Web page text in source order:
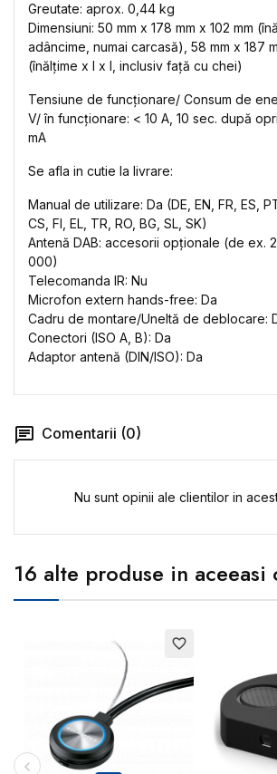
Greutate: aprox. 0,44 kg
Dimensiuni: 50 mm x 178 mm x 102 mm
adâncime, numai carcasă), 58 mm x 187 m
(înălțime x l x l, inclusiv față cu chei)
Tensiune de funcționare/ Consum de
V/ în funcționare: < 10 A, 10 sec. după
mA
Se afla in cutie la livrare:
Manual de utilizare: Da (DE, EN, FR, ES,
CS, FI, EL, TR, RO, BG, SL, SK)
Antenă DAB: accesorii opționale (de ex.
000)
Telecomanda IR: Nu
Microfon extern hands-free: Da
Cadru de montare/Uneltă de deblocare:
Conectori (ISO A, B): Da
Adaptor antenă (DIN/ISO): Da
Comentarii (0)
Nu sunt opinii ale clientilor in
16 alte produse in aceeasi
favorite_border